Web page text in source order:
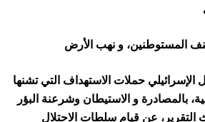
حملات الاستهداف التي تشنها
بالمصادرة و الاستيطان وشرعنة البؤر
التقرير، عن قيام سلطات الاحتلال